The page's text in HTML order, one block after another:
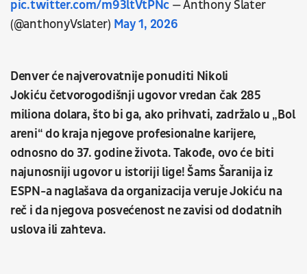
pic.twitter.com/m93ltVtPNc — Anthony Slater
(@anthonyVslater) May 1, 2026
Denver će najverovatnije ponuditi Nikoli
Jokiću četvorogodišnji ugovor vredan čak 285
miliona dolara, što bi ga, ako prihvati, zadržalo u „Bol
areni“ do kraja njegove profesionalne karijere,
odnosno do 37. godine života. Takođe, ovo će biti
najunosniji ugovor u istoriji lige! Šams Šaranija iz
ESPN-a naglašava da organizacija veruje Jokiću na
reč i da njegova posvećenost ne zavisi od dodatnih
uslova ili zahteva.